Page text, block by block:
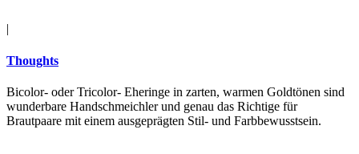
|
Thoughts
Bicolor- oder Tricolor- Eheringe in zarten, warmen Goldtönen sind
wunderbare Handschmeichler und genau das Richtige für
Brautpaare mit einem ausgeprägten Stil- und Farbbewusstsein.